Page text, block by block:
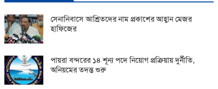
সেনানিবাসে আশ্রিতদের নাম প্রকাশের আহ্বান মেজর
হাফিজের
পায়রা বন্দরের ১৪ শূন্য পদে নিয়োগ প্রক্রিয়ায় দুর্নীতি,
অনিয়মের তদন্ত শুরু